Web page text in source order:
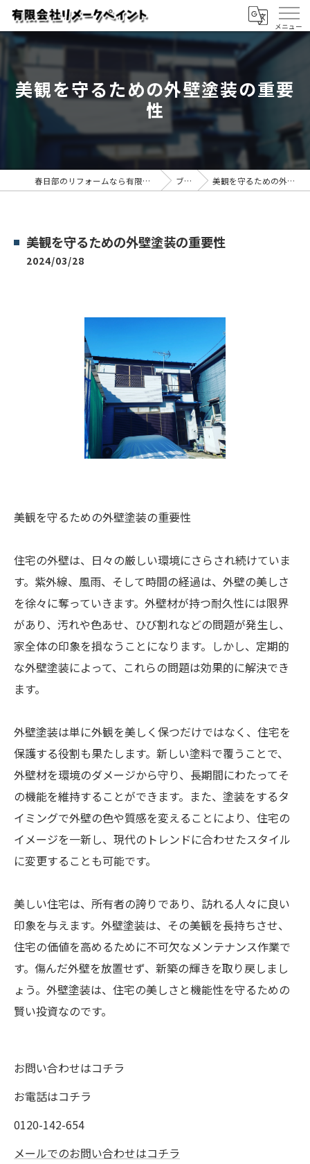
美観を守るための外壁塗装の重要
性
春日部のリフォームなら有限会社リメークペイント ブログ 美観を守るための外壁塗装の重要性
美観を守るための外壁塗装の重要性
2024/03/28
美観を守るための外壁塗装の重要性
住宅の外壁は、日々の厳しい環境にさらされ続けていま
す。紫外線、風雨、そして時間の経過は、外壁の美しさ
を徐々に奪っていきます。外壁材が持つ耐久性には限界
があり、汚れや色あせ、ひび割れなどの問題が発生し、
家全体の印象を損なうことになります。しかし、定期的
な外壁塗装によって、これらの問題は効果的に解決でき
ます。
外壁塗装は単に外観を美しく保つだけではなく、住宅を
保護する役割も果たします。新しい塗料で覆うことで、
外壁材を環境のダメージから守り、長期間にわたってそ
の機能を維持することができます。また、塗装をするタ
イミングで外壁の色や質感を変えることにより、住宅の
イメージを一新し、現代のトレンドに合わせたスタイル
に変更することも可能です。
美しい住宅は、所有者の誇りであり、訪れる人々に良い
印象を与えます。外壁塗装は、その美観を長持ちさせ、
住宅の価値を高めるために不可欠なメンテナンス作業で
す。傷んだ外壁を放置せず、新築の輝きを取り戻しまし
ょう。外壁塗装は、住宅の美しさと機能性を守るための
賢い投資なのです。
お問い合わせはコチラ
お電話はコチラ
0120-142-654
メールでのお問い合わせはコチラ